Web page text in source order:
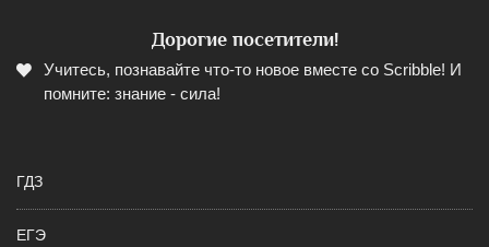
Дорогие посетители!
Учитесь, познавайте что-то новое вместе со Scribble! И
помните: знание - сила!
ГДЗ
ЕГЭ